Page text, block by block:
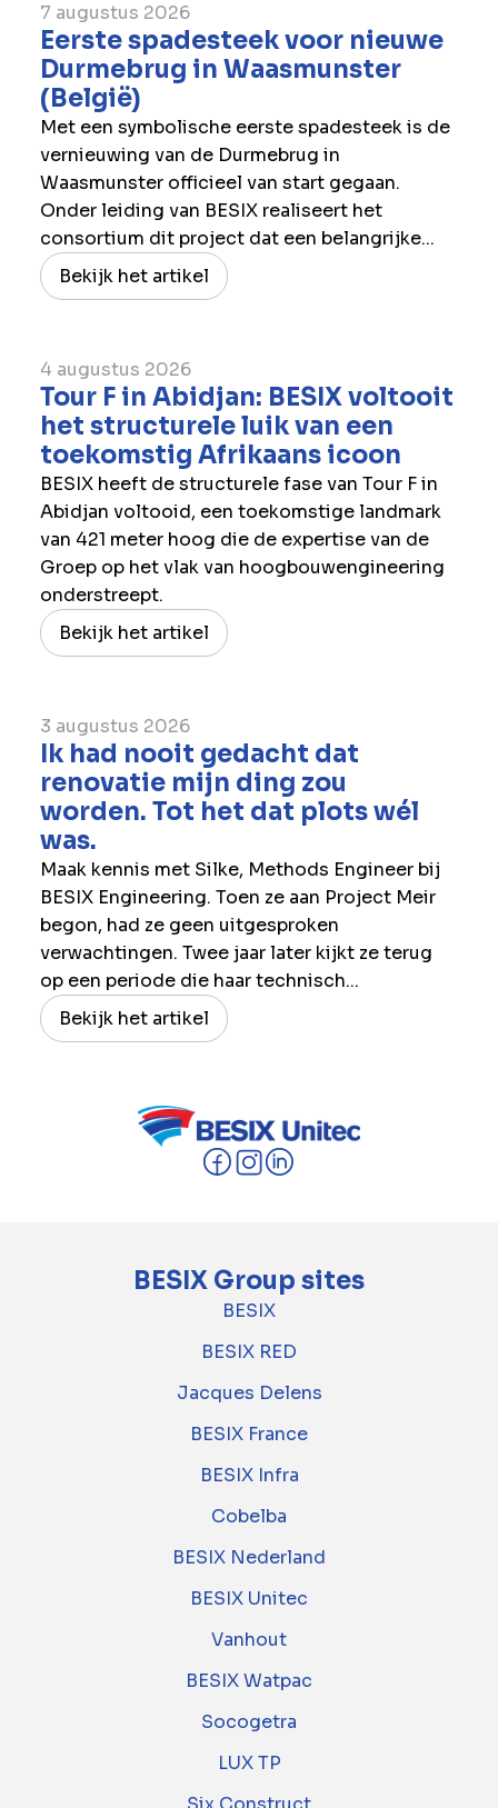
7 augustus 2026
Eerste spadesteek voor nieuwe
Durmebrug in Waasmunster
(België)
Met een symbolische eerste spadesteek is de
vernieuwing van de Durmebrug in
Waasmunster officieel van start gegaan.
Onder leiding van BESIX realiseert het
consortium dit project dat een belangrijke...
Bekijk het artikel
4 augustus 2026
Tour F in Abidjan: BESIX voltooit
het structurele luik van een
toekomstig Afrikaans icoon
BESIX heeft de structurele fase van Tour F in
Abidjan voltooid, een toekomstige landmark
van 421 meter hoog die de expertise van de
Groep op het vlak van hoogbouwengineering
onderstreept.
Bekijk het artikel
3 augustus 2026
Ik had nooit gedacht dat
renovatie mijn ding zou
worden. Tot het dat plots wél
was.
Maak kennis met Silke, Methods Engineer bij
BESIX Engineering. Toen ze aan Project Meir
begon, had ze geen uitgesproken
verwachtingen. Twee jaar later kijkt ze terug
op een periode die haar technisch...
Bekijk het artikel
BESIX Group sites
BESIX
BESIX RED
Jacques Delens
BESIX France
BESIX Infra
Cobelba
BESIX Nederland
BESIX Unitec
Vanhout
BESIX Watpac
Socogetra
LUX TP